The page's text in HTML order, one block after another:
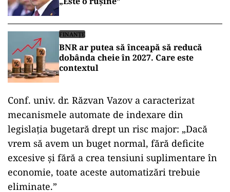
FINANȚE
BNR ar putea să înceapă să reducă
dobânda cheie în 2027. Care este
contextul
Conf. univ. dr. Răzvan Vazov a caracterizat
mecanismele automate de indexare din
legislația bugetară drept un risc major: „Dacă
vrem să avem un buget normal, fără deficite
excesive și fără a crea tensiuni suplimentare în
economie, toate aceste automatizări trebuie
eliminate.”